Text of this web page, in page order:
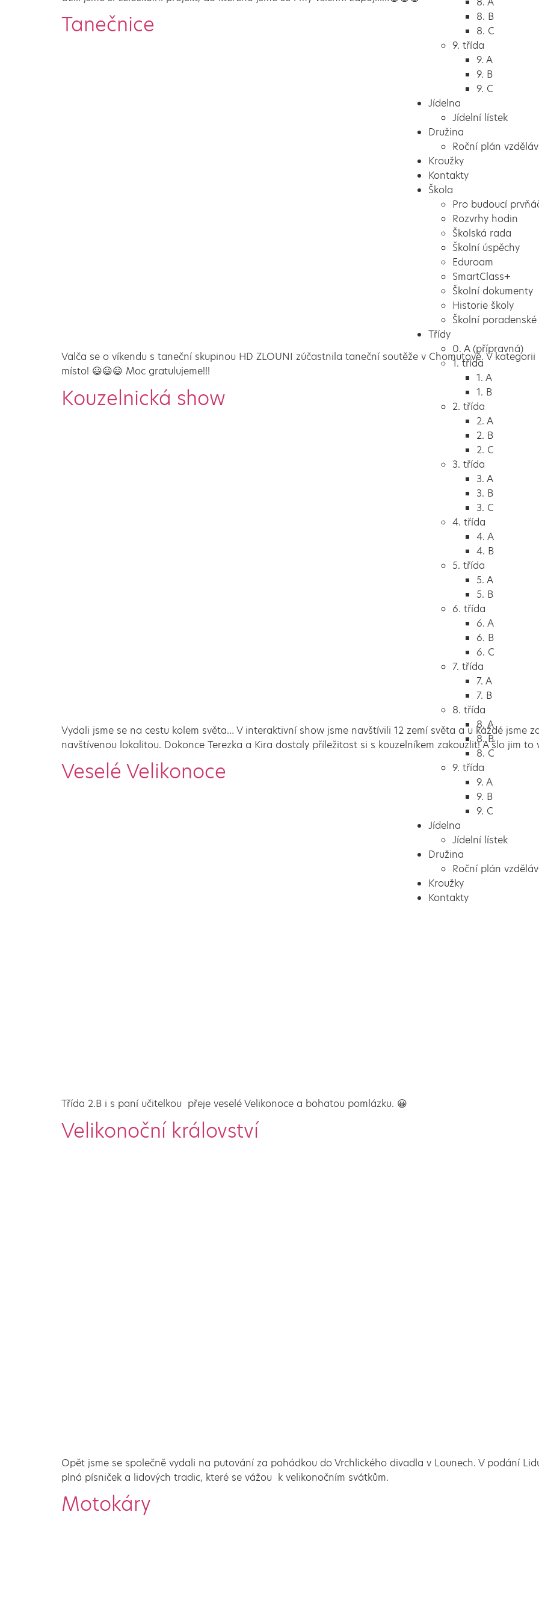
8. B
8. C
9. třída
9. A
9. B
9. C
Jídelna
Jídelní lístek
Družina
Roční plán
Kroužky
Kontakty
Škola
Pro budoucí
Rozvrhy hodin
Školská rada
Školní úspěchy
Eduroam
SmartClass+
Školní dokumenty
Historie školy
Školní
Třídy
0. A (přípravná)
1. třída
1. A
1. B
2. třída
2. A
2. B
2. C
3. třída
3. A
3. B
3. C
4. třída
4. A
4. B
5. třída
5. A
5. B
6. třída
6. A
6. B
6. C
7. třída
7. A
7. B
8. třída
8. A
8. B
8. C
9. třída
9. A
9. B
9. C
Jídelna
Jídelní lístek
Družina
Roční plán
Kroužky
Kontakty
Tanečnice
Valča se o víkendu s taneční skupinou HD ZLOUNI zúčastnila taneční soutěže v Chomutově. V
místo! 😃😃😃 Moc gratulujeme!!!
Kouzelnická show
Vydali jsme se na cestu kolem světa… V interaktivní show jsme navštívili 12 zemí světa a u každé jsme
navštívenou lokalitou. Dokonce Terezka a Kira dostaly příležitost si s kouzelníkem zakouzlit! A šlo jim to
Veselé Velikonoce
Třída 2.B i s paní učitelkou přeje veselé Velikonoce a bohatou pomlázku. 😀
Velikonoční království
Opět jsme se společně vydali na putování za pohádkou do Vrchlického divadla v Lounech. V podání
plná písniček a lidových tradic, které se vážou k velikonočním svátkům.
Motokáry